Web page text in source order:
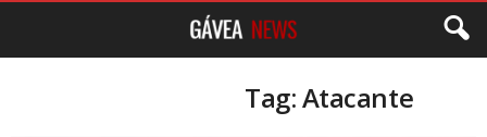
Tag: Atacante